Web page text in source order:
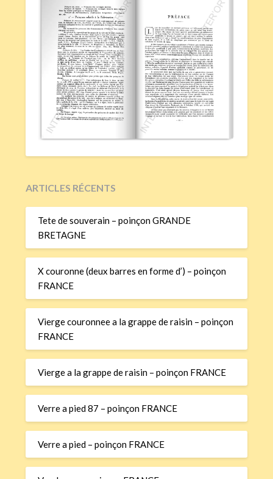
ARTICLES RÉCENTS
Tete de souverain – poinçon GRANDE
BRETAGNE
X couronne (deux barres en forme d’) – poinçon
FRANCE
Vierge couronnee a la grappe de raisin – poinçon
FRANCE
Vierge a la grappe de raisin – poinçon FRANCE
Verre a pied 87 – poinçon FRANCE
Verre a pied – poinçon FRANCE